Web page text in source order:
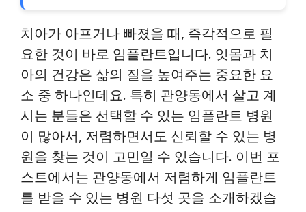
치아가 아프거나 빠졌을 때, 즉각적으로 필
요한 것이 바로 임플란트입니다. 잇몸과 치
아의 건강은 삶의 질을 높여주는 중요한 요
소 중 하나인데요. 특히 관양동에서 살고 계
시는 분들은 선택할 수 있는 임플란트 병원
이 많아서, 저렴하면서도 신뢰할 수 있는 병
원을 찾는 것이 고민일 수 있습니다. 이번 포
스트에서는 관양동에서 저렴하게 임플란트
를 받을 수 있는 병원 다섯 곳을 소개하겠습